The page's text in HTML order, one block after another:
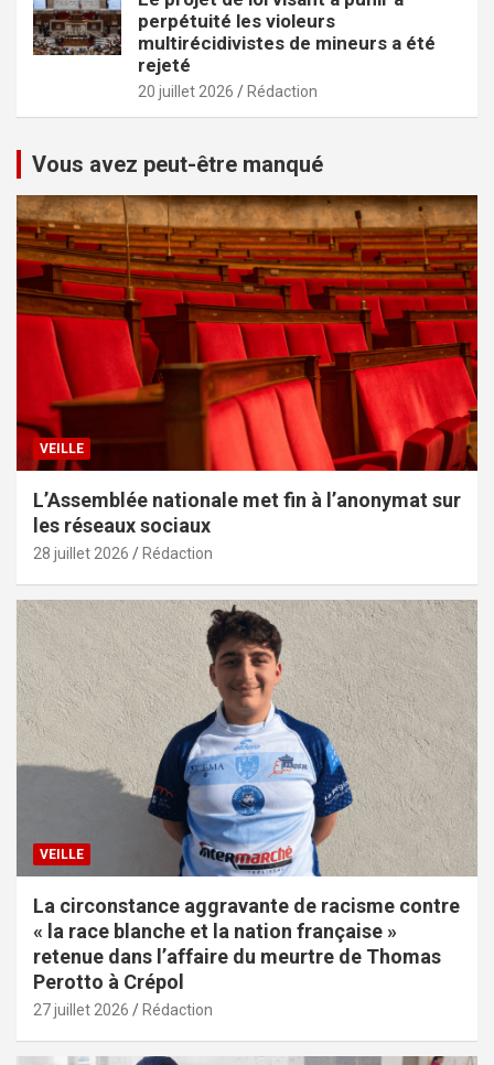
perpétuité les violeurs
multirécidivistes de mineurs a été
rejeté
20 juillet 2026 Rédaction
Vous avez peut-être manqué
VEILLE
L’Assemblée nationale met fin à l’anonymat sur
les réseaux sociaux
28 juillet 2026 Rédaction
VEILLE
La circonstance aggravante de racisme contre
« la race blanche et la nation française »
retenue dans l’affaire du meurtre de Thomas
Perotto à Crépol
27 juillet 2026 Rédaction